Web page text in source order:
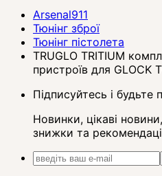
Arsenal911
Тюнінг зброї
Тюнінг пістолета
TRUGLO TRITIUM
пристроїв для GLOCK
Підписуйтесь і
Новинки, цікаві
знижки та